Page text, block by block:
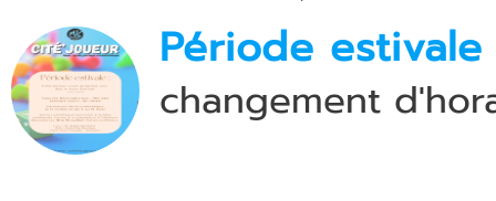
Période
changement